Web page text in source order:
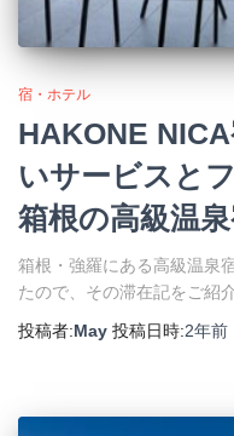
宿・ホテル
HAKONE
いサービスと
箱根の高級温
箱根・強羅にある高級温泉
たので、その滞在記をご紹
投稿者:May 投稿日時:2年前